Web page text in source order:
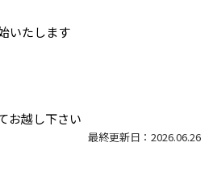
いたします
お越し下さい
最終更新日：2026.06.26